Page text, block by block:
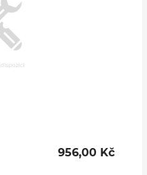
956,00 Kč